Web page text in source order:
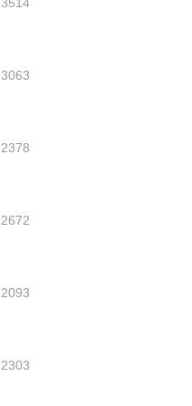
3514
3063
2378
2672
2093
2303